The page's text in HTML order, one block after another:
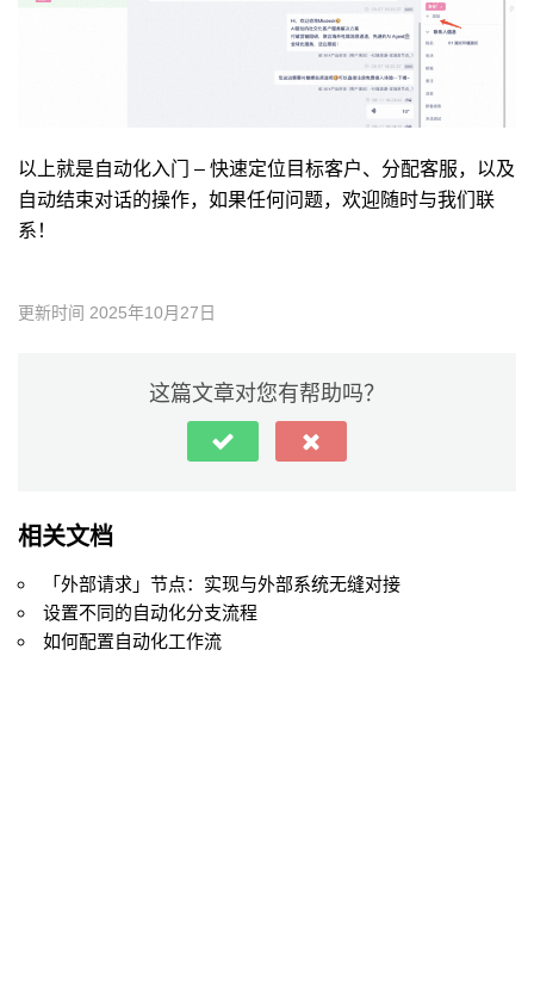
以上就是自动化入门 – 快速定位目标客户、分配客服，以及
自动结束对话的操作，如果任何问题，欢迎随时与我们联
系！
更新时间 2025年10月27日
这篇文章对您有帮助吗？
相关文档
「外部请求」节点：实现与外部系统无缝对接
设置不同的自动化分支流程
如何配置自动化工作流